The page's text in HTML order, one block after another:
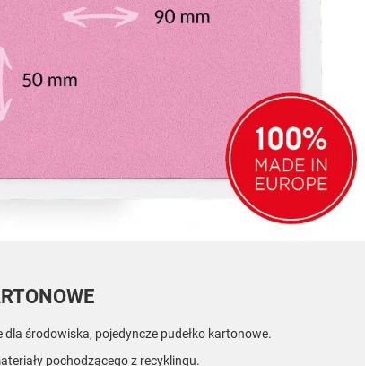
dla środowiska, pojedyncze pudełko kartonowe.
pochodzącego z recyklingu.